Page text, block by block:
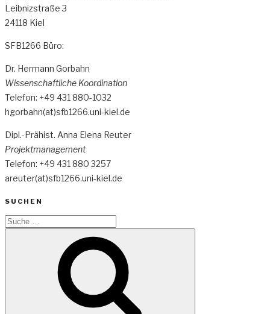
Leibnizstraße 3
24118 Kiel
SFB1266 Büro:
Dr. Hermann Gorbahn
Wissenschaftliche Koordination
Telefon: +49 431 880-1032
hgorbahn(at)sfb1266.uni-kiel.de
Dipl.-Prähist. Anna Elena Reuter
Projektmanagement
Telefon: +49 431 880 3257
areuter(at)sfb1266.uni-kiel.de
SUCHEN
Suche